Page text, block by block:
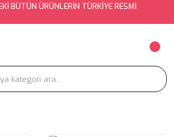
BÜTÜN ÜRÜNLERİN TÜRKİYE RESMİ